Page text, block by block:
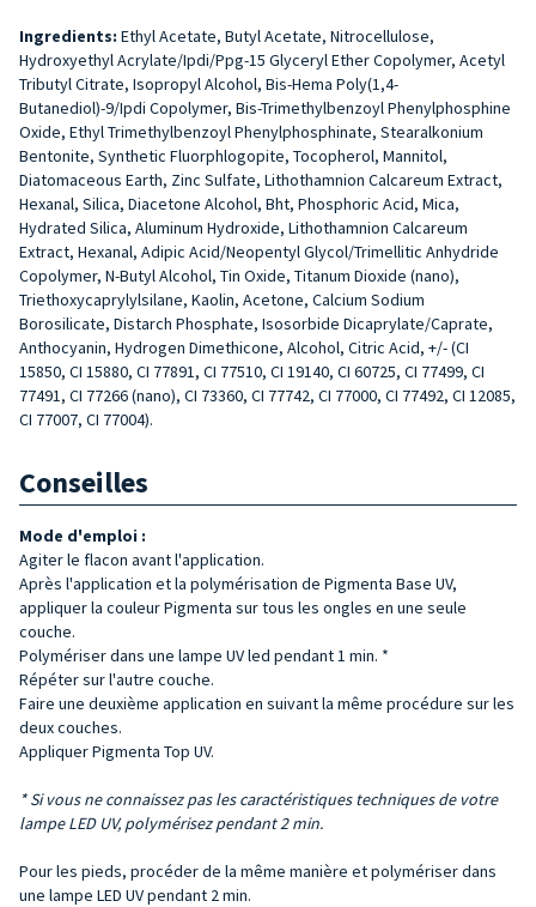
Ingredients: Ethyl Acetate, Butyl Acetate, Nitrocellulose,
Hydroxyethyl Acrylate/Ipdi/Ppg-15 Glyceryl Ether Copolymer, Acetyl
Tributyl Citrate, Isopropyl Alcohol, Bis-Hema Poly(1,4-
Butanediol)-9/Ipdi Copolymer, Bis-Trimethylbenzoyl Phenylphosphine
Oxide, Ethyl Trimethylbenzoyl Phenylphosphinate, Stearalkonium
Bentonite, Synthetic Fluorphlogopite, Tocopherol, Mannitol,
Diatomaceous Earth, Zinc Sulfate, Lithothamnion Calcareum Extract,
Hexanal, Silica, Diacetone Alcohol, Bht, Phosphoric Acid, Mica,
Hydrated Silica, Aluminum Hydroxide, Lithothamnion Calcareum
Extract, Hexanal, Adipic Acid/Neopentyl Glycol/Trimellitic Anhydride
Copolymer, N-Butyl Alcohol, Tin Oxide, Titanum Dioxide (nano),
Triethoxycaprylylsilane, Kaolin, Acetone, Calcium Sodium
Borosilicate, Distarch Phosphate, Isosorbide Dicaprylate/Caprate,
Anthocyanin, Hydrogen Dimethicone, Alcohol, Citric Acid, +/- (CI
15850, CI 15880, CI 77891, CI 77510, CI 19140, CI 60725, CI 77499, CI
77491, CI 77266 (nano), CI 73360, CI 77742, CI 77000, CI 77492, CI 12085,
CI 77007, CI 77004).
Conseilles
Mode d'emploi :
Agiter le flacon avant l'application.
Après l'application et la polymérisation de Pigmenta Base UV,
appliquer la couleur Pigmenta sur tous les ongles en une seule
couche.
Polymériser dans une lampe UV led pendant 1 min. *
Répéter sur l'autre couche.
Faire une deuxième application en suivant la même procédure sur les
deux couches.
Appliquer Pigmenta Top UV.
* Si vous ne connaissez pas les caractéristiques techniques de votre
lampe LED UV, polymérisez pendant 2 min.
Pour les pieds, procéder de la même manière et polymériser dans
une lampe LED UV pendant 2 min.